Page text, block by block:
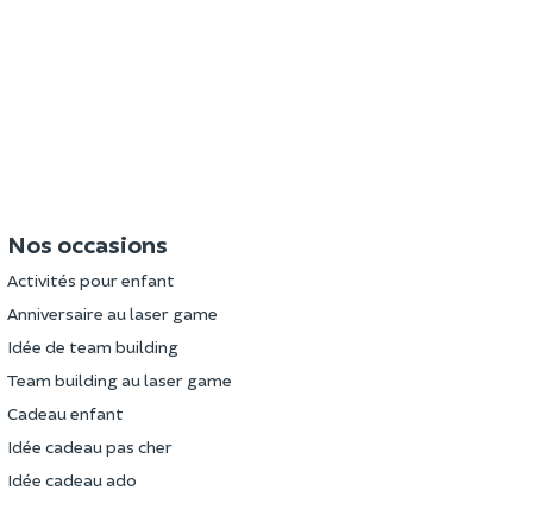
Nos occasions
Activités pour enfant
Anniversaire au laser game
Idée de team building
Team building au laser game
Cadeau enfant
Idée cadeau pas cher
Idée cadeau ado